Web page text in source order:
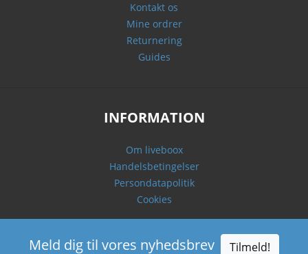
Kontakt os
Mine ordrer
Returnering
Guides
INFORMATION
Om liveboox
Handelsbetingelser
Persondatapolitik
Cookies
Meld dig til vores nyhedsbrev Tilmeld!